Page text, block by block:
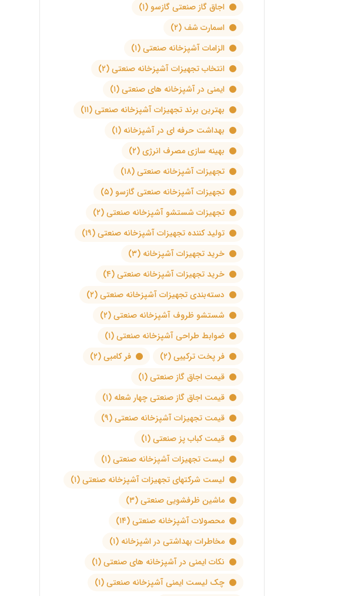
اجاق گاز صنعتی گازسو (۱)
اسمارت شف (۲)
الزامات آشپزخانه صنعتی(۱)
انتخاب تجهیزات آشپزخانه صنعتی(۲)
ایمنی در آشپزخانه های صنعتی(۱)
بهترین برند تجهیزات آشپزخانه صنعتی(۱۱)
بهداشت حرفه ای در آشپزخانه (۱)
بهینه سازی مصرف انرژی(۲)
تجهیزات آشپزخانه صنعتی(۱۸)
تجهیزات آشپزخانه صنعتی گازسو (۵)
تجهیزات شستشو آشپزخانه صنعتی(۲)
تولید کننده تجهیزات آشپزخانه صنعتی(۱۹)
خرید تجهیزات آشپزخانه (۳)
خرید تجهیزات آشپزخانه صنعتی(۴)
دسته‌بندی تجهیزات آشپزخانه صنعتی(۲)
شستشو ظروف آشپزخانه صنعتی(۲)
ضوابط طراحی آشپزخانه صنعتی(۱)
فر پخت ترکیبی(۲) فر کامبی(۲)
قیمت اجاق گاز صنعتی(۱)
قیمت اجاق گاز صنعتی چهار شعله (۱)
قیمت تجهیزات آشپزخانه صنعتی(۹)
قیمت کباب پز صنعتی(۱)
لیست تجهیزات آشپزخانه صنعتی(۱)
لیست شرکتهای تجهیزات آشپزخانه صنعتی(۱)
ماشین ظرفشویی صنعتی(۳)
محصولات آشپزخانه صنعتی(۱۴)
مخاطرات بهداشتی در اشپزخانه (۱)
نکات ایمنی در آشپزخانه های صنعتی(۱)
چک لیست ایمنی آشپزخانه صنعتی(۱)